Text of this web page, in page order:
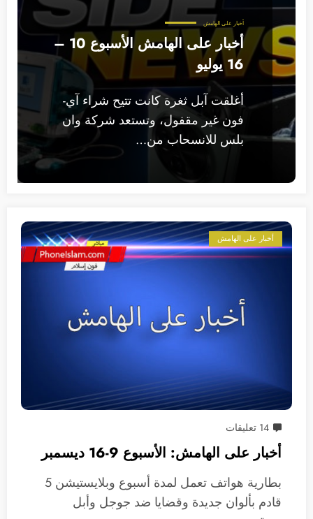
أخبار على الهامش
أخبار على الهامش الأسبوع 10 –
16 يوليو
أغلقت آبل ثغرة كانت تتيح شراء آي-
فون غير مقفول، وتستعد شركة وان
بلس للانسحاب من…
أخبار على الهامش
14 تعليقات
أخبار على الهامش: الأسبوع 9-16 ديسمبر
بطارية هواتف تعمل لمدة أسبوع وبلايستيشن 5
قادم بألوان جديدة وقضايا ضد جوجل وأبل